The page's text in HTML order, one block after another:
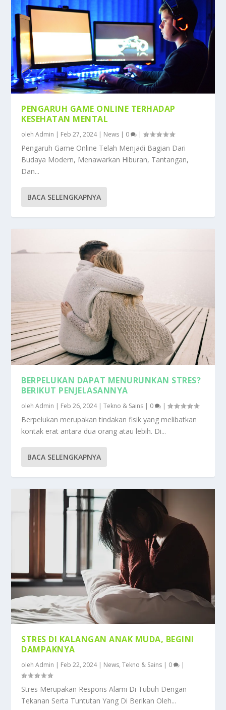
PENGARUH GAME ONLINE TERHADAP
KESEHATAN MENTAL
olehAdmin | Feb 27, 2024| News | 0 |
Pengaruh Game Online Telah Menjadi Bagian Dari
Budaya Modern, Menawarkan Hiburan, Tantangan,
Dan...
BACA SELENGKAPNYA
BERPELUKAN DAPAT MENURUNKAN STRES?
BERIKUT PENJELASANNYA
olehAdmin | Feb 26, 2024|Tekno & Sains | 0 |
Berpelukan merupakan tindakan fisik yang melibatkan
kontak erat antara dua orang atau lebih. Di...
BACA SELENGKAPNYA
STRES DI KALANGAN ANAK MUDA, BEGINI
DAMPAKNYA
olehAdmin | Feb 22, 2024| News,Tekno & Sains | 0 |
Stres Merupakan Respons Alami Di Tubuh Dengan
Tekanan Serta Tuntutan Yang Di Berikan Oleh...